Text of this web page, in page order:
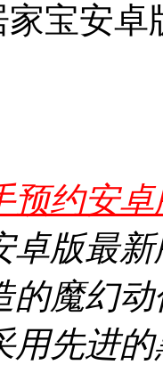
家宝安卓
预约安
卓版最
的魔幻
用先进